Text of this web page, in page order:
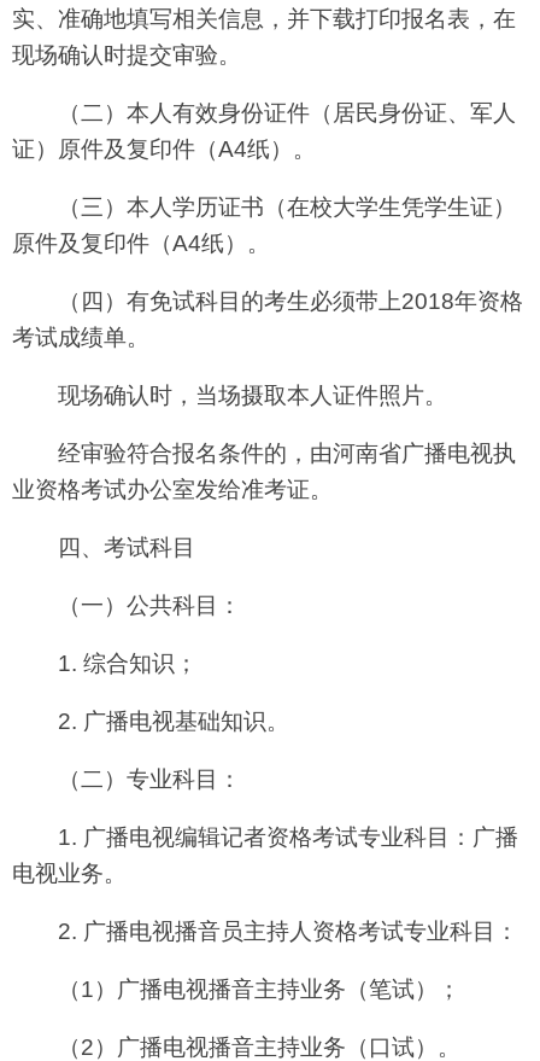
实、准确地填写相关信息，并下载打印报名表，在
现场确认时提交审验。
（二）本人有效身份证件（居民身份证、军人
证）原件及复印件（A4纸）。
（三）本人学历证书（在校大学生凭学生证）
原件及复印件（A4纸）。
（四）有免试科目的考生必须带上2018年资格
考试成绩单。
现场确认时，当场摄取本人证件照片。
经审验符合报名条件的，由河南省广播电视执
业资格考试办公室发给准考证。
四、考试科目
（一）公共科目：
1. 综合知识；
2. 广播电视基础知识。
（二）专业科目：
1. 广播电视编辑记者资格考试专业科目：广播
电视业务。
2. 广播电视播音员主持人资格考试专业科目：
（1）广播电视播音主持业务（笔试）；
（2）广播电视播音主持业务（口试）。